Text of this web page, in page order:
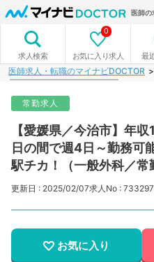
医師の
求人検索 お気に入り求人
0
最
医師求人・転職のマイナビDOCTOR
常勤求人
【愛媛県／今治市】年
日の間で週4日～勤務可
駅チカ！（一般外科／常
更新日 : 2025/02/07求人No : 733297
お気に入り